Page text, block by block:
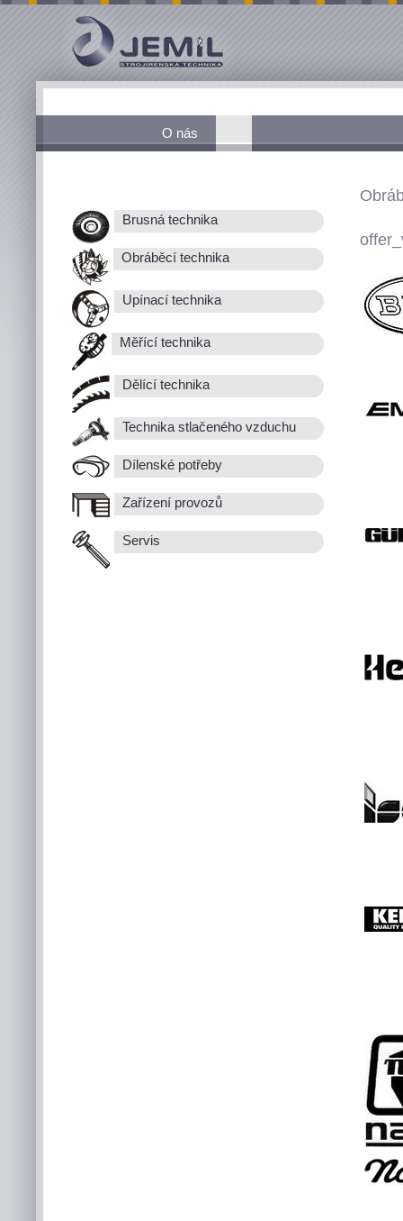
O nás
Brusná technika
Obráběcí technika
Upínací technika
Měřící technika
Dělící technika
Technika stlačeného vzduchu
Dílenské potřeby
Zařízení provozů
Servis